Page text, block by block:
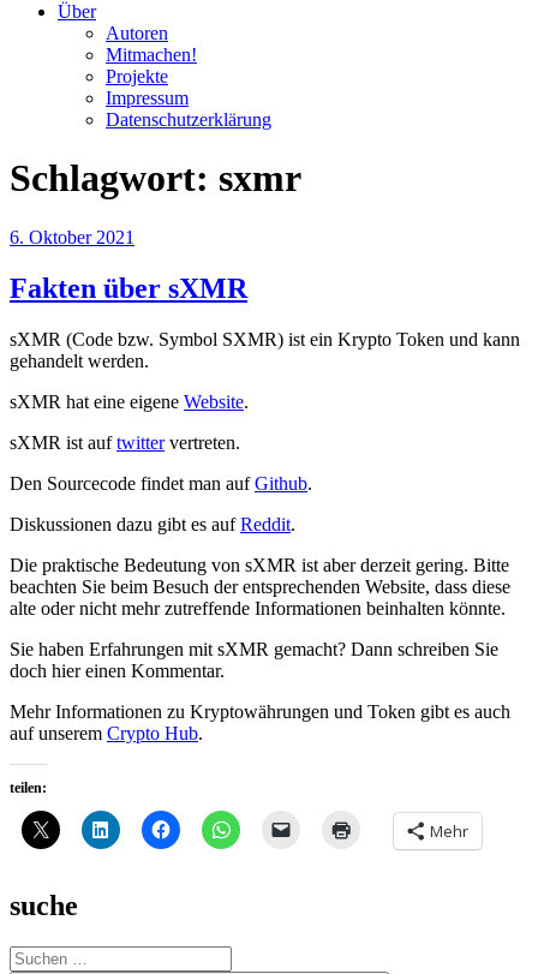
Über
Autoren
Mitmachen!
Projekte
Impressum
Datenschutzerklärung
Schlagwort: sxmr
Veröffentlicht
6. Oktober 2021
Fakten über sXMR
sXMR (Code bzw. Symbol SXMR) ist ein Krypto Token und kann
gehandelt werden.
sXMR hat eine eigene Website.
sXMR ist auftwittervertreten.
Den Sourcecode findet man aufGithub.
Diskussionen dazu gibt es aufReddit.
Die praktische Bedeutung von sXMR ist aber derzeit gering. Bitte
beachten Sie beim Besuch der entsprechenden Website, dass diese
alte oder nicht mehr zutreffende Informationen beinhalten könnte.
Sie haben Erfahrungen mit sXMR gemacht? Dann schreiben Sie
doch hier einen Kommentar.
Mehr Informationen zu Kryptowährungen und Token gibt es auch
auf unserem Crypto Hub.
teilen:
Mehr
suche
Suche